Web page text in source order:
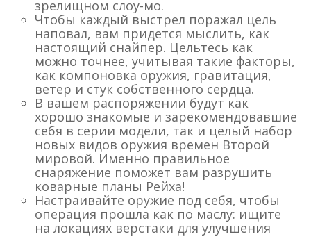
зрелищном слоу-мо.
Чтобы каждый выстрел поражал цель
наповал, вам придется мыслить, как
настоящий снайпер. Цельтесь как
можно точнее, учитывая такие факторы,
как компоновка оружия, гравитация,
ветер и стук собственного сердца.
В вашем распоряжении будут как
хорошо знакомые и зарекомендовавшие
себя в серии модели, так и целый набор
новых видов оружия времен Второй
мировой. Именно правильное
снаряжение поможет вам разрушить
коварные планы Рейха!
Настраивайте оружие под себя, чтобы
операция прошла как по маслу: ищите
на локациях верстаки для улучшения